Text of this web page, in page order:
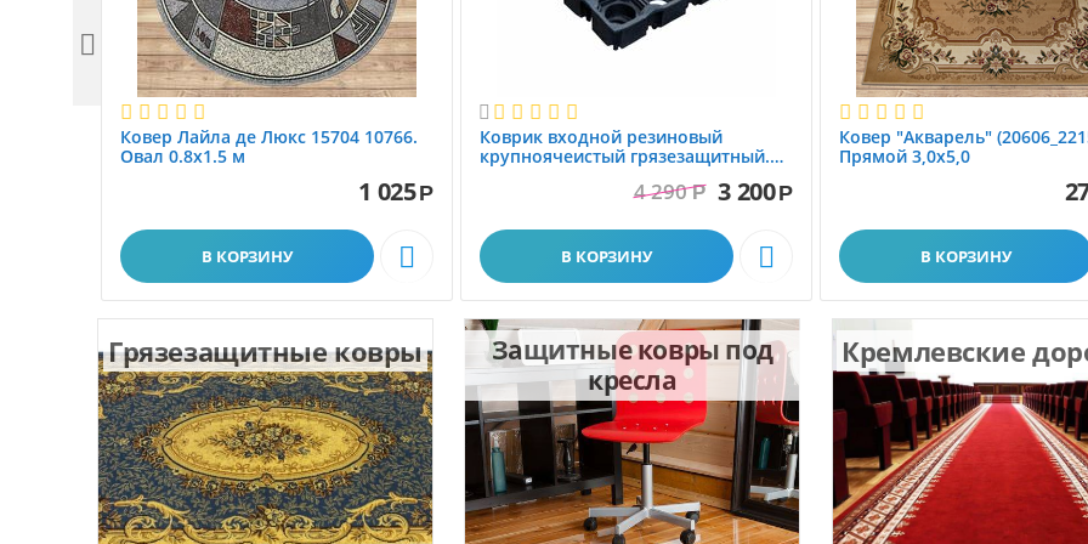
Ковер Лайла де Люкс 15704 10766.
Овал 0.8x1.5 м
1 025Р
В КОРЗИНУ 

Коврик вxодной резиновый
крупноячеистый грязезащитный.
4 290 Р 3 200Р
В КОРЗИНУ 
Ковер "Акварель"
Прямой 3,0х5,0
В КОРЗИНУ

Грязезащитные ковры
Защитные ковры под
кресла
Кремлевские